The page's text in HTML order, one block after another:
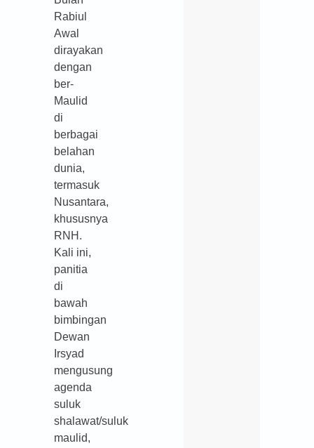
Rabiul
Awal
dirayakan
dengan
ber-
Maulid
di
berbagai
belahan
dunia,
termasuk
Nusantara,
khususnya
RNH.
Kali ini,
panitia
di
bawah
bimbingan
Dewan
Irsyad
mengusung
agenda
suluk
shalawat/suluk
maulid,